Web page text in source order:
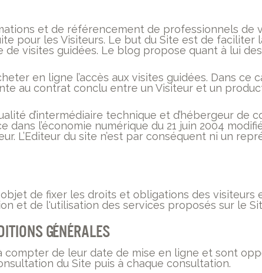
et de référencement de professionnels de
pour les Visiteurs. Le but du Site est de faciliter
de visites guidées. Le blog propose quant à lui
en ligne l’accès aux visites guidées. Dans ce
au contrat conclu entre un Visiteur et un
d’intermédiaire technique et d’hébergeur de
dans l’économie numérique du 21 juin 2004
L’Editeur du site n’est par conséquent ni un
de fixer les droits et obligations des visiteurs
et de l'utilisation des services proposés sur le
générales
compter de leur date de mise en ligne et sont
du Site puis à chaque consultation.